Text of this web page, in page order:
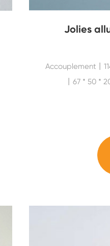
Jolies
Accouplement丨
丨67 * 50 *